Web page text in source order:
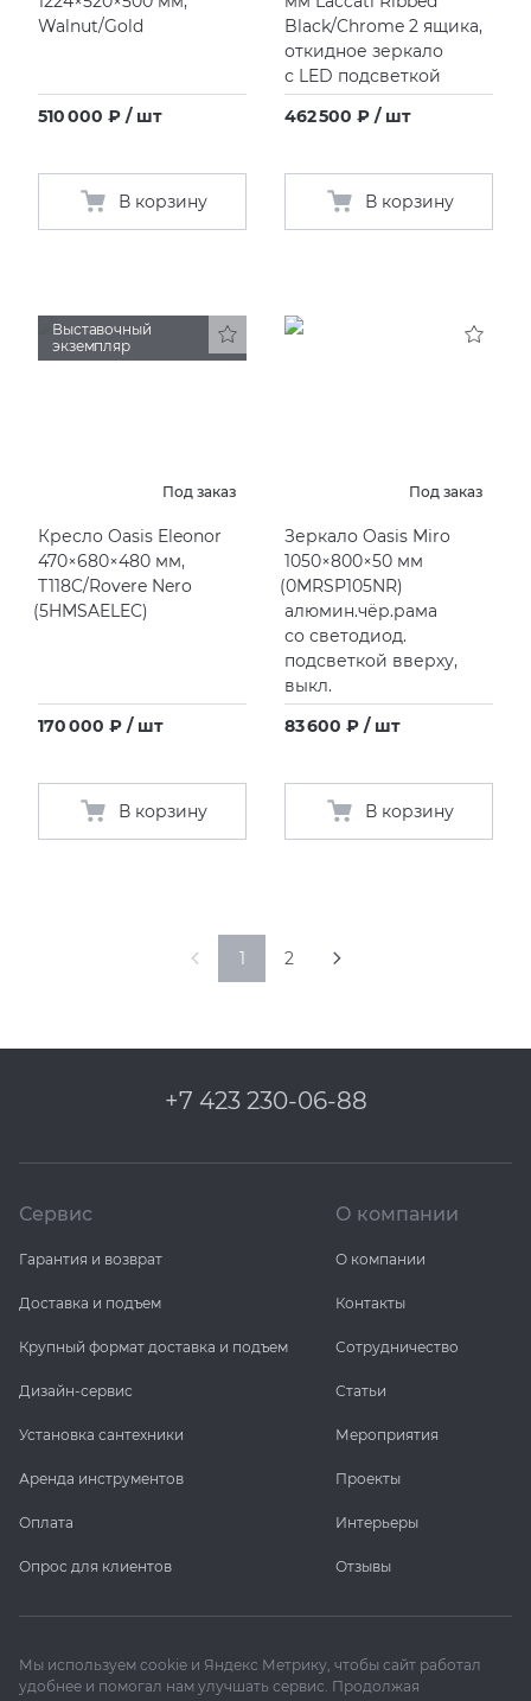
Walnut/Gold
510 000 ₽ / шт
В корзину
Black/Chrome 2 ящика,
откидное зеркало
с LED подсветкой
462 500 ₽ / шт
В корзину
Выставочный
экземпляр
Под заказ
Кресло Oasis Eleonor
470×680×480 мм,
T118C/Rovere Nero
(5HMSAELEC)
170 000 ₽ / шт
В корзину
Под заказ
Зеркало Oasis Miro
1050×800×50 мм
(0MRSP105NR)
алюмин.чёр.рама
со светодиод.
подсветкой вверху,
выкл.
83 600 ₽ / шт
В корзину
1 2
+7 423 230-06-88
Сервис
Гарантия и возврат
Доставка и подъем
Крупный формат доставка и подъем
Дизайн-сервис
Установка сантехники
Аренда инструментов
Оплата
Опрос для клиентов
О компании
О компании
Контакты
Сотрудничество
Статьи
Мероприятия
Проекты
Интерьеры
Отзывы
Мы используем cookie и Яндекс Метрику, чтобы сайт работал
удобнее и помогал нам улучшать сервис. Продолжая